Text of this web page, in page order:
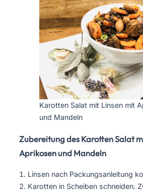
Karotten Salat mit Linsen mit
und Mandeln
Zubereitung des Karotten Salat
Aprikosen und Mandeln
Linsen nach Packungsanleitung
Karotten in Scheiben schneiden.